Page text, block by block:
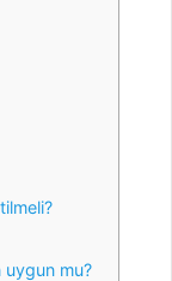
uygun mu?